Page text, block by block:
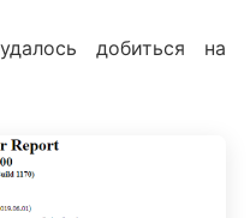
добиться на